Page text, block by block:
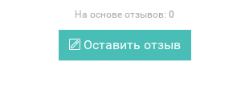
На основе отзывов: 0
Оставить отзыв